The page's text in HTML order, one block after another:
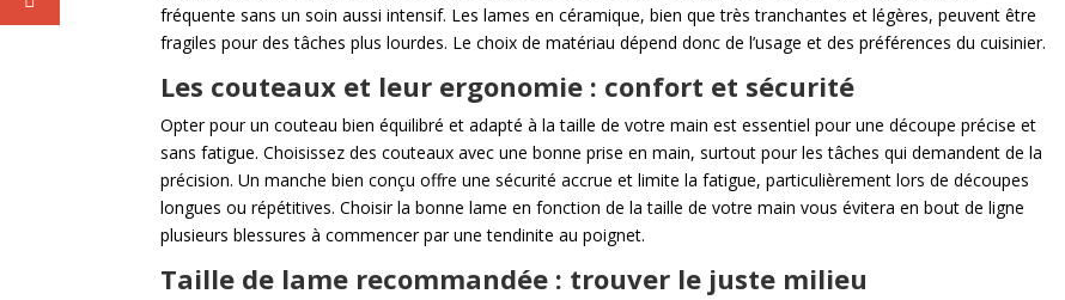
fréquente sans un soin aussi intensif. Les lames en céramique, bien que très tranchantes et légères, peuvent être
fragiles pour des tâches plus lourdes. Le choix de matériau dépend donc de l’usage et des préférences du cuisinier.
Les couteaux et leur ergonomie : confort et sécurité
Opter pour un couteau bien équilibré et adapté à la taille de votre main est essentiel pour une découpe précise et
sans fatigue. Choisissez des couteaux avec une bonne prise en main, surtout pour les tâches qui demandent de la
précision. Un manche bien conçu offre une sécurité accrue et limite la fatigue, particulièrement lors de découpes
longues ou répétitives. Choisir la bonne lame en fonction de la taille de votre main vous évitera en bout de ligne
plusieurs blessures à commencer par une tendinite au poignet.
Taille de lame recommandée : trouver le juste milieu